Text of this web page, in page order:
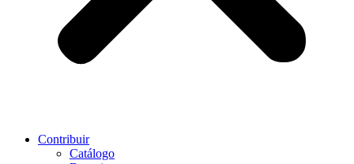
Contribuir
Catálogo